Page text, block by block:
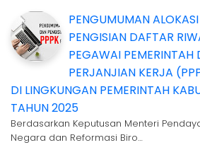
PENGUMUMAN
PENGISIAN DAFTAR
PEGAWAI PEMERINTAH
PERJANJIAN KERJA
DI LINGKUNGAN PEMERINTAH
TAHUN 2025
Berdasarkan Keputusan Menteri
Negara dan Reformasi Biro…